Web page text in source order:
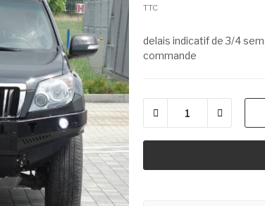
TTC
delais indicatif de 3/4
commande